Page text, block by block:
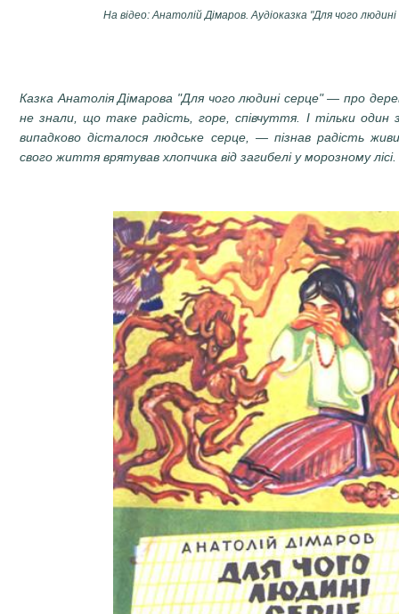
На відео: Анатолій Дімаров. Аудіоказка "Для чого людині
Казка Анатолія Дімарова "Для чого людині серце" — про
не знали, що таке радість, горе, співчуття. І тільки
випадково дісталося людське серце, — пізнав радість
свого життя врятував хлопчика від загибелі у морозному лісі.